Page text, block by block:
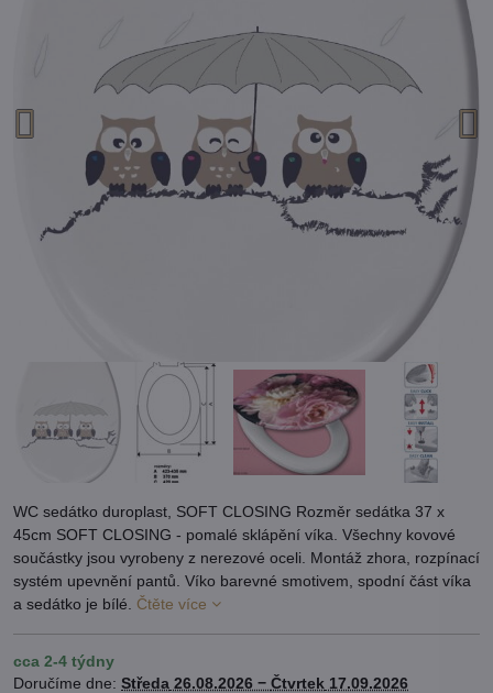
WC sedátko duroplast, SOFT CLOSING Rozměr sedátka 37 x
45cm SOFT CLOSING - pomalé sklápění víka. Všechny kovové
součástky jsou vyrobeny z nerezové oceli. Montáž zhora, rozpínací
systém upevnění pantů. Víko barevné smotivem, spodní část víka
a sedátko je bílé. Čtěte více
cca 2-4 týdny
Doručíme dne: Středa 26.08.2026 − Čtvrtek 17.09.2026